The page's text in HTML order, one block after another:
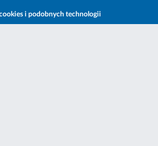
i podobnych technologii